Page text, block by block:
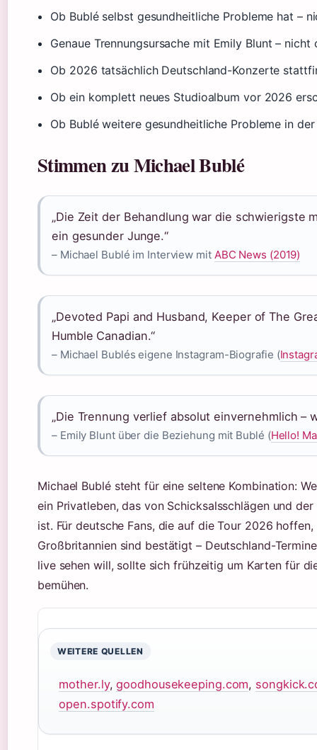
Ob Bublé selbst gesundheitliche Probleme hat –
Genaue Trennungsursache mit Emily Blunt –
Ob 2026 tatsächlich Deutschland-Konzerte
Ob ein komplett neues Studioalbum vor 2026
Ob Bublé weitere gesundheitliche Probleme in
Stimmen zu Michael Bublé
„Die Zeit der Behandlung war die schwierigste
ein gesunder Junge.“
– Michael Bublé im Interview mit ABC News (2019)
„Devoted Papi and Husband, Keeper of The
Humble Canadian.“
– Michael Bublés eigene Instagram-Biografie (
„Die Trennung verlief absolut einvernehmlich –
– Emily Blunt über die Beziehung mit Bublé (Hello!
Michael Bublé steht für eine seltene Kombination:
ein Privatleben, das von Schicksalsschlägen und
ist. Für deutsche Fans, die auf die Tour 2026
Großbritannien sind bestätigt – Deutschland-
live sehen will, sollte sich frühzeitig um Karten für
bemühen.
WEITERE QUELLEN
mother.ly,goodhousekeeping.com,
open.spotify.com